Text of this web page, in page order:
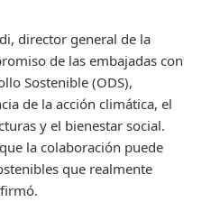
director general de la
de las embajadas con
Sostenible (ODS),
de la acción climática, el
y el bienestar social.
la colaboración puede
que realmente